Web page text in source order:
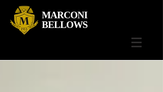
MARCONI
BELLOWS